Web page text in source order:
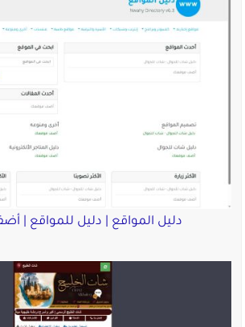
دليل المواقع | دليل للمواقع |